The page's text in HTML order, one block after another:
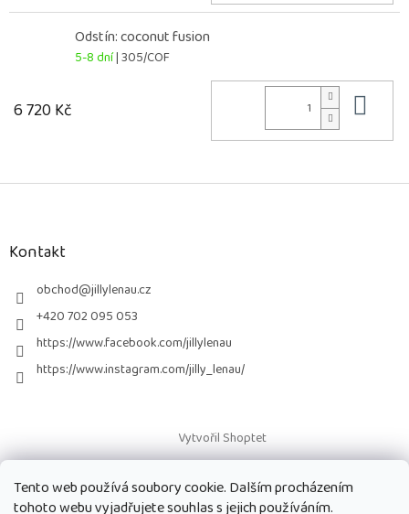
Tento web používá soubory cookie. Dalším procházením
tohoto webu vyjadřujete souhlas s jejich používáním.
Odstín: coconut fusion
5-8 dní| 305/COF
6 720 Kč
Z
Kontakt
obchod@jillylenau.cz
+420 702 095 053
https://www.facebook.com/jillylenau
https://www.instagram.com/jilly_lenau/
Vytvořil Shoptet
Copyright 2026Paruky Jilly Lenau s.r.o.. Všechna práva vyhrazena.